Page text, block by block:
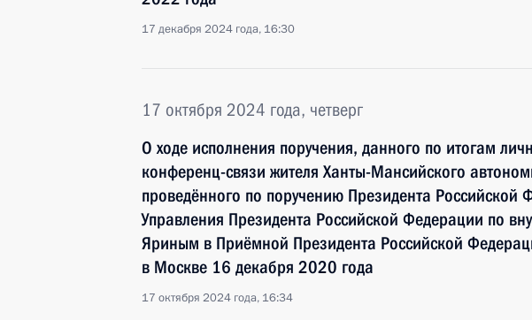
17 декабря 2024 года, 16:30
17 октября 2024 года, четверг
О ходе исполнения поручения, данного по итогам
конференц-связи жителя Ханты-Мансийского
проведённого по поручению Президента Российской
Управления Президента Российской Федерации по
Яриным в Приёмной Президента Российской
в Москве 16 декабря 2020 года
17 октября 2024 года, 16:34